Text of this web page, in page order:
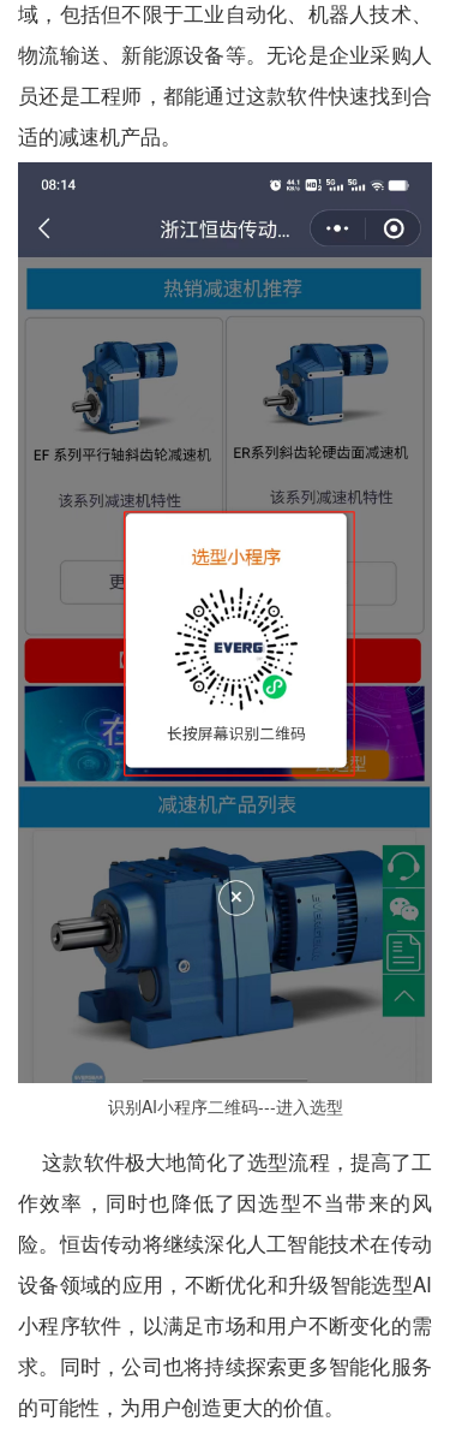
域，包括但不限于工业自动化、机器人技术、
物流输送、新能源设备等。无论是企业采购人
员还是工程师，都能通过这款软件快速找到合
适的减速机产品。
识别AI小程序二维码---进入选型
这款软件极大地简化了选型流程，提高了工
作效率，同时也降低了因选型不当带来的风
险。恒齿传动将继续深化人工智能技术在传动
设备领域的应用，不断优化和升级智能选型AI
小程序软件，以满足市场和用户不断变化的需
求。同时，公司也将持续探索更多智能化服务
的可能性，为用户创造更大的价值。